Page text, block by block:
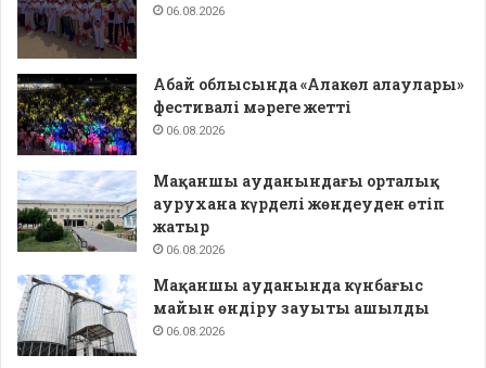
06.08.2026
Абай облысында «Алакөл алаулары»
фестивалі мәреге жетті
06.08.2026
Мақаншы ауданындағы орталық
аурухана күрделі жөндеуден өтіп
жатыр
06.08.2026
Мақаншы ауданында күнбағыс
майын өндіру зауыты ашылды
06.08.2026